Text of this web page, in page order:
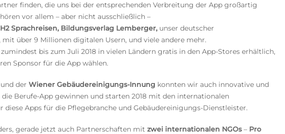
finden, die uns bei der entsprechenden Verbreitung der App großartig
vor allem – aber nicht ausschließlich –
Sprachreisen, Bildungsverlag Lemberger, unser deutscher
, mit über 9 Millionen digitalen Usern, und viele andere mehr.
bis zum Juli 2018 in vielen Ländern gratis in den App-Stores erhältlich,
Sponsor für die App wählen.
und der Wiener Gebäudereinigungs-Innung konnten wir auch innovative und
Berufe-App gewinnen und starten 2018 mit den internationalen
Apps für die Pflegebranche und Gebäudereinigungs-Dienstleister.
gerade jetzt auch Partnerschaften mit zwei internationalen NGOs – Pro